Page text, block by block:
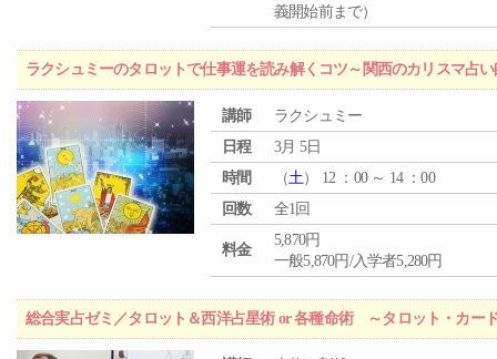
義開始前まで）
ラクシュミーのタロットで仕事運を読み解くコツ～関西のカリスマ占
講師
ラクシュミー
日程
3月 5日
時間
（土） 12 ：00 ～ 14 ：00
回数
全1回
料金
5,870円
一般5,870円/入学者5,280円
総合実占ゼミ／タロット＆西洋占星術 or 各種命術 ～タロット・カー